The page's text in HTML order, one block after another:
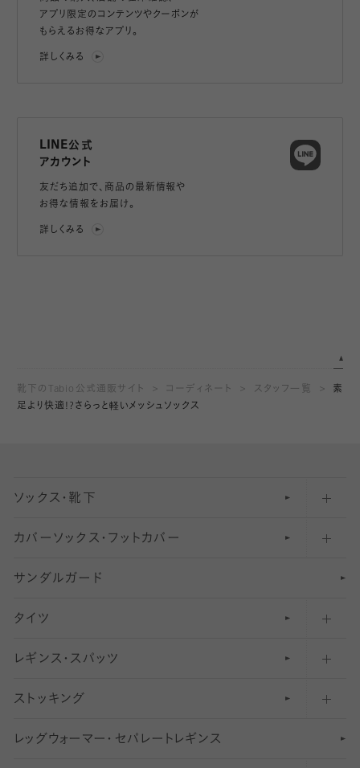
アプリ限定のコンテンツやクーポンが
もらえるお得なアプリ。
詳しくみる
LINE公式
アカウント
友だち追加で、 商品の最新情報や
お得な情報をお届け。
詳しくみる
靴下のTabio公式通販サイト コーディネート スタッフ一覧
素
足より快適!?さらっと軽いメッシュソックス
ソックス・靴下
五本指ソックス・靴下
足袋ソックス・靴下
無地・プレーンソックス・靴下
柄ソックス・靴下
スニーカー（くるぶし）用ソックス
アンクル・ショートソックス（くるぶし上）
カバーソックス・フットカバー
フットカバー・カバーソックス（深め）
フットカバー・カバーソックス（ふつう）
フットカバー・カバーソックス（浅め）
サンダルガード
タイツ
30デニール以下のタイツ（薄手タイツ）
31〜40デニールタイツ
41〜60デニールタイツ
レギンス・スパッツ
柄レギンス
無地レギンス
ストッキング
伝線しにくいストッキング
レッ グ ウォー マー ・ セパレー ト レ ギンス